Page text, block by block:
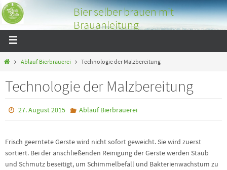
Bier selber brauen mit
Brauanleitung
Ablauf Bierbrauerei
Technologie der Malzbereitung
Technologie der Malzbereitung
27. August 2015 Ablauf Bierbrauerei
Frisch geerntete Gerste wird nicht sofort geweicht. Sie wird zuerst
sortiert. Bei der anschließenden Reinigung der Gerste werden Staub
und Schmutz beseitigt, um Schimmelbefall und Bakterienwachstum zu